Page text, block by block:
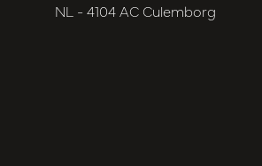
NL - 4104 AC Culemborg